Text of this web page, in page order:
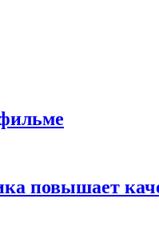
повышает